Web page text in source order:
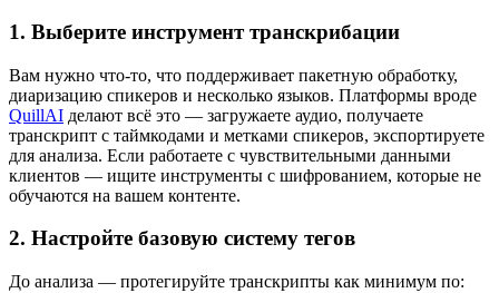
1. Выберите инструмент транскрибации
Вам нужно что-то, что поддерживает пакетную обработку,
диаризацию спикеров и несколько языков. Платформы вроде
QuillAI делают всё это — загружаете аудио, получаете
транскрипт с таймкодами и метками спикеров, экспортируете
для анализа. Если работаете с чувствительными данными
клиентов — ищите инструменты с шифрованием, которые не
обучаются на вашем контенте.
2. Настройте базовую систему тегов
До анализа — протегируйте транскрипты как минимум по: